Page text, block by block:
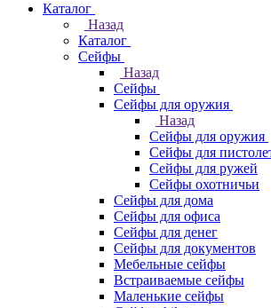
Каталог
Назад
Каталог
Cейфы
Назад
Cейфы
Cейфы для оружия
Назад
Cейфы для оружия
Сейфы для
Сейфы для ружей
Сейфы охотничьи
Cейфы для дома
Cейфы для офиса
Сейфы для денег
Сейфы для документов
Мебельные сейфы
Встраиваемые сейфы
Маленькие сейфы